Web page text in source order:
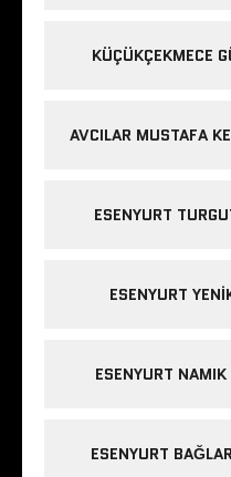
KÜÇÜKÇEKMECE
AVCILAR MUSTAFA
ESENYURT
ESENYURT
ESENYURT
ESENYURT